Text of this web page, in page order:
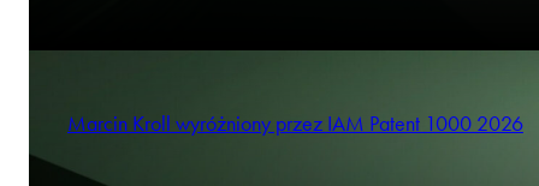
Marcin Kroll wyróżniony przez IAM Patent 1000 2026